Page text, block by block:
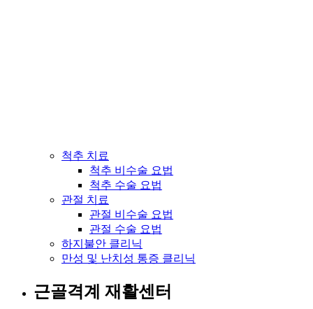
척추 치료
척추 비수술 요법
척추 수술 요법
관절 치료
관절 비수술 요법
관절 수술 요법
하지불안 클리닉
만성 및 난치성 통증 클리닉
근골격계 재활센터